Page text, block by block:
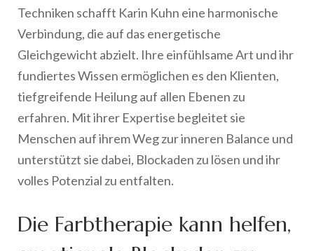
Techniken schafft Karin Kuhn eine harmonische
Verbindung, die auf das energetische
Gleichgewicht abzielt. Ihre einfühlsame Art und ihr
fundiertes Wissen ermöglichen es den Klienten,
tiefgreifende Heilung auf allen Ebenen zu
erfahren. Mit ihrer Expertise begleitet sie
Menschen auf ihrem Weg zur inneren Balance und
unterstützt sie dabei, Blockaden zu lösen und ihr
volles Potenzial zu entfalten.
Die Farbtherapie kann helfen,